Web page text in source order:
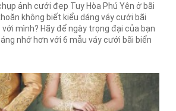
ảnh cưới đẹp Tuy Hòa Phú Yên ở bãi
không biết kiểu dáng váy cưới bãi
với mình? Hãy để ngày trọng đại của bạn
nhớ hơn với 6 mẫu váy cưới bãi biển